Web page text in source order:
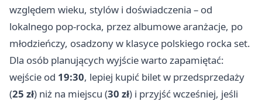
względem wieku, stylów i doświadczenia – od
lokalnego pop-rocka, przez albumowe aranżacje, po
młodzieńczy, osadzony w klasyce polskiego rocka set.
Dla osób planujących wyjście warto zapamiętać:
wejście od 19:30, lepiej kupić bilet w przedsprzedaży
(25 zł) niż na miejscu (30 zł) i przyjść wcześniej, jeśli